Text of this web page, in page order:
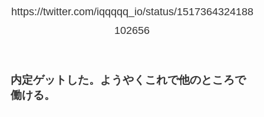
https://twitter.com/iqqqqq_io/status/1517364324188
102656
内定ゲットした。ようやくこれで他のところで
働ける。